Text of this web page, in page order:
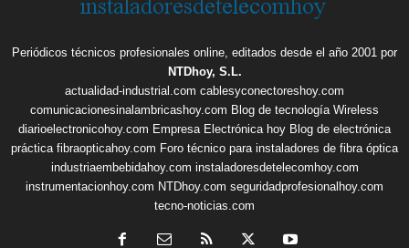
Periódicos técnicos profesionales online, editados desde el año 2001 por
NTDhoy, S.L.
actualidad-industrial.com cablesyconectoreshoy.com
comunicacionesinalambricashoy.com Blog de tecnología Wireless
diarioelectronicohoy.com Empresa Electrónica hoy Blog de electrónica
práctica fibraopticahoy.com Foro técnico para instaladores de fibra óptica
industriaembebidahoy.com instaladoresdetelecomhoy.com
instrumentacionhoy.com NTDhoy.com seguridadprofesionalhoy.com
tecno-noticias.com